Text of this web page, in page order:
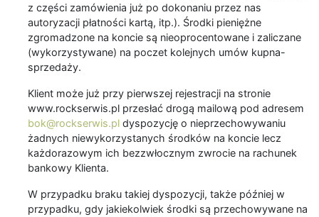
z części zamówienia już po dokonaniu przez nas
autoryzacji płatności kartą, itp.). Środki pieniężne
zgromadzone na koncie są nieoprocentowane i zaliczane
(wykorzystywane) na poczet kolejnych umów kupna-
sprzedaży.
Klient może już przy pierwszej rejestracji na stronie
www.rockserwis.pl przesłać drogą mailową pod adresem
bok@rockserwis.pl dyspozycję o nieprzechowywaniu
żadnych niewykorzystanych środków na koncie lecz
każdorazowym ich bezzwłocznym zwrocie na rachunek
bankowy Klienta.
W przypadku braku takiej dyspozycji, także później w
przypadku, gdy jakiekolwiek środki są przechowywane na